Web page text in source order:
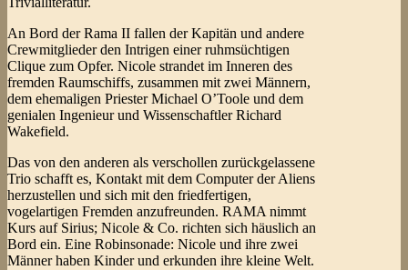
An Bord der Rama II fallen der Kapitän und andere
Crewmitglieder den Intrigen einer ruhmsüchtigen
Clique zum Opfer. Nicole strandet im Inneren des
fremden Raumschiffs, zusammen mit zwei Männern,
dem ehemaligen Priester Michael O’Toole und dem
genialen Ingenieur und Wissenschaftler Richard
Wakefield.
Das von den anderen als verschollen zurückgelassene
Trio schafft es, Kontakt mit dem Computer der Aliens
herzustellen und sich mit den friedfertigen,
vogelartigen Fremden anzufreunden. RAMA nimmt
Kurs auf Sirius; Nicole & Co. richten sich häuslich an
Bord ein. Eine Robinsonade: Nicole und ihre zwei
Männer haben Kinder und erkunden ihre kleine Welt.